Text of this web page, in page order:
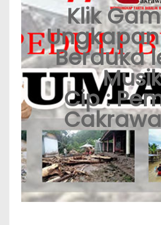
Klik
Berduka
Musik
Cip :